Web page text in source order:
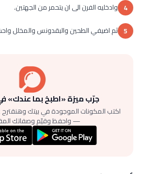
4 وادخليه الفرن الى ان يتحمر من الجهتين.
5 ثم اضيفي الطحين والبقدونس والمخلل
جرّب ميزة «اطبخ بما عندك»
اكتب المكونات الموجودة في بيتك
— واحفظ وقيّم وصفاتك